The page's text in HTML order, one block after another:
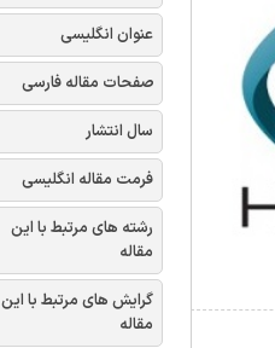
عنوان انگلیسی
صفحات مقاله فارسی
سال انتشار
فرمت مقاله انگلیسی
رشته های مرتبط با این
مقاله
گرایش های مرتبط با این
مقاله